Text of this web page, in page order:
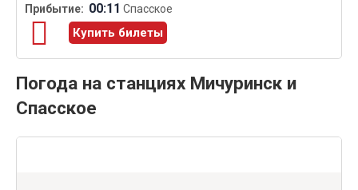
00:11 Спасское
Купить билеты
Погода на станциях Мичуринск и
Спасское